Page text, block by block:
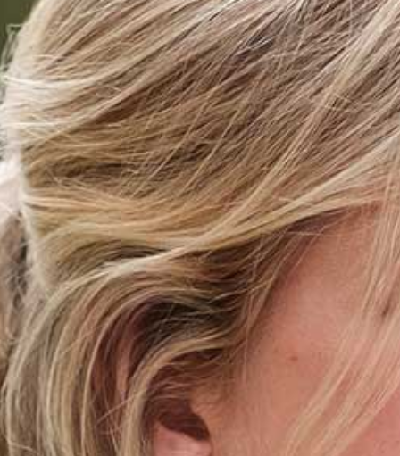
ONZE GASTSPREKERS
BLOG & NIEUWS
AGENDA
STARTERS
JOUW VERHAAL
PROGRAMMA INHOUD
SELECTIEPROCEDURE
JOUW TOEKOMST